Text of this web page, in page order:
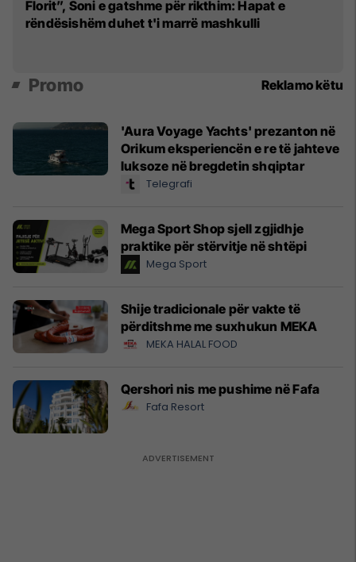
Florit”, Soni e gatshme për rikthim: Hapat e
rëndësishëm duhet t'i marrë mashkulli
Promo Reklamo këtu
'Aura Voyage Yachts' prezanton në
Orikum eksperiencën e re të jahteve
luksoze në bregdetin shqiptar
Telegrafi
Mega Sport Shop sjell zgjidhje
praktike për stërvitje në shtëpi
Mega Sport
Shije tradicionale për vakte të
përditshme me suxhukun MEKA
MEKA HALAL FOOD
Qershori nis me pushime në Fafa
Fafa Resort